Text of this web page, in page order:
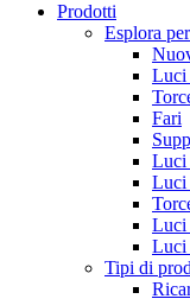
Prodotti
Esplora
Luci
Fari
Luci
Luci
Luci
Luci
Tipi di